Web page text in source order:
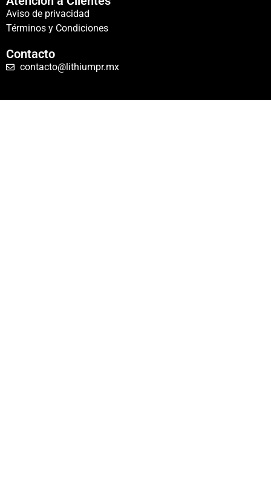
Aviso de privacidad
Términos y Condiciones
Contacto
contacto@lithiumpr.mx